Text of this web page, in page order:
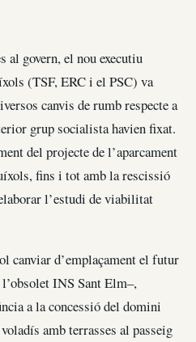
al govern, el nou executiu
(TSF, ERC i el PSC) va
canvis de rumb respecte a
grup socialista havien fixat.
del projecte de l’aparcament
fins i tot amb la rescissió
l’estudi de viabilitat
canviar d’emplaçament el futur
INS Sant Elm–,
a la concessió del domini
amb terrasses al passeig